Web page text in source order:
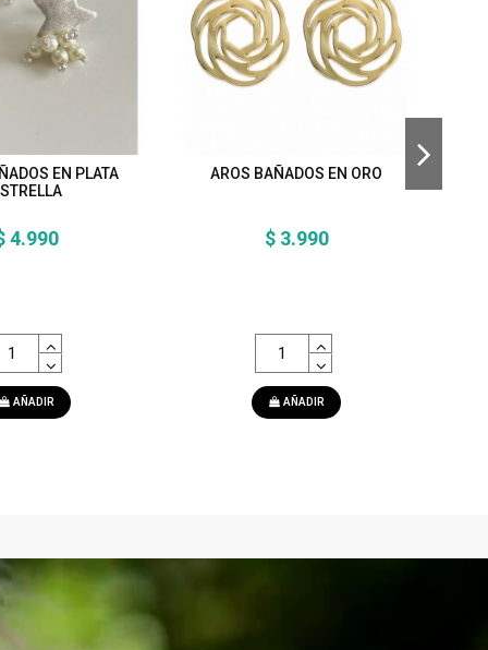
EN PLATA
4.990
AÑADIR
AROS BAÑADOS EN ORO
$ 3.990
AÑADIR